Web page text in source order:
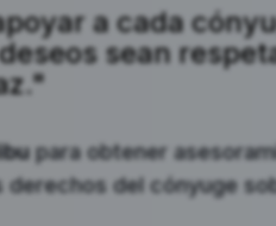
a cada
sean
para obtener
del cónyuge